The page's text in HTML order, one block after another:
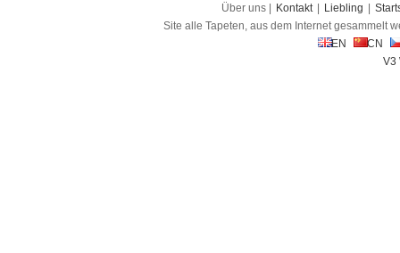
Über uns | Kontakt Liebling
Site alle Tapeten, aus dem Internet gesammelt
EN
CN
V3